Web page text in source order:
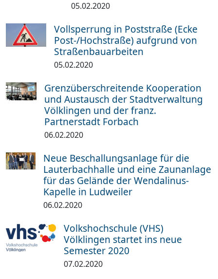
05.02.2020
Vollsperrung in Poststraße (Ecke
Post-/Hochstraße) aufgrund von
Straßenbauarbeiten
05.02.2020
Grenzüberschreitende Kooperation
und Austausch der Stadtverwaltung
Völklingen und der franz.
Partnerstadt Forbach
06.02.2020
Neue Beschallungsanlage für die
Lauterbachhalle und eine Zaunanlage
für das Gelände der Wendalinus-
Kapelle in Ludweiler
06.02.2020
Volkshochschule (VHS)
Völklingen startet ins neue
Semester 2020
07.02.2020